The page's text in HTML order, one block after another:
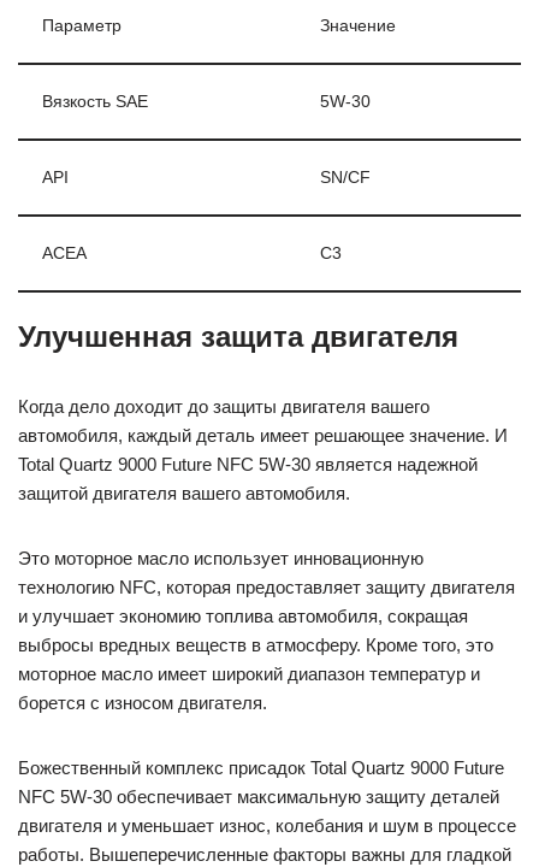
Параметр Значение
Вязкость SAE 5W-30
API SN/CF
ACEA C3
Улучшенная защита двигателя
Когда дело доходит до защиты двигателя вашего
автомобиля, каждый деталь имеет решающее значение. И
Total Quartz 9000 Future NFC 5W-30 является надежной
защитой двигателя вашего автомобиля.
Это моторное масло использует инновационную
технологию NFC, которая предоставляет защиту двигателя
и улучшает экономию топлива автомобиля, сокращая
выбросы вредных веществ в атмосферу. Кроме того, это
моторное масло имеет широкий диапазон температур и
борется с износом двигателя.
Божественный комплекс присадок Total Quartz 9000 Future
NFC 5W-30 обеспечивает максимальную защиту деталей
двигателя и уменьшает износ, колебания и шум в процессе
работы. Вышеперечисленные факторы важны для гладкой